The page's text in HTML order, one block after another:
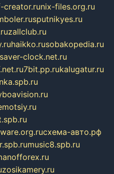
creator.runix-files.org.ru
sputnikyes.ru
zallclub.ru
haikko.rusobakopedia.ru
clock.net.ru
7bit.pp.rukalugatur.ru
схема-авто.рф
music8.spb.ru
zosikamery.ru